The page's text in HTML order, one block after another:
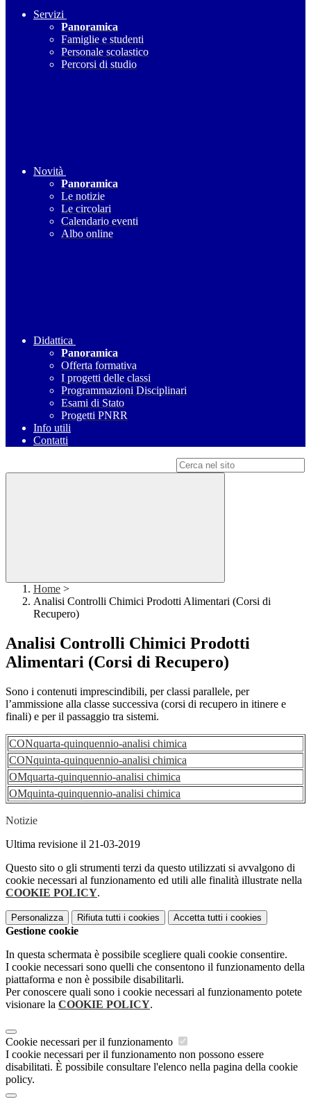
Servizi
Panoramica
Famiglie e studenti
Personale scolastico
Percorsi di studio
Novità
Panoramica
Le notizie
Le circolari
Calendario eventi
Albo online
Didattica
Panoramica
Offerta formativa
I progetti delle classi
Programmazioni Disciplinari
Esami di Stato
Progetti PNRR
Info utili
Contatti
Home >
Analisi Controlli Chimici Prodotti Alimentari (Corsi di
Recupero)
Analisi Controlli Chimici Prodotti
Alimentari (Corsi di Recupero)
Sono i contenuti imprescindibili, per classi parallele, per
l’ammissione alla classe successiva (corsi di recupero in itinere e
finali) e per il passaggio tra sistemi.
CONquarta-quinquennio-analisi chimica
CONquinta-quinquennio-analisi chimica
OMquarta-quinquennio-analisi chimica
OMquinta-quinquennio-analisi chimica
Notizie
Ultima revisione il 21-03-2019
Questo sito o gli strumenti terzi da questo utilizzati si avvalgono di
cookie necessari al funzionamento ed utili alle finalità illustrate nella
COOKIE POLICY.
Personalizza Rifiuta tutti i cookies Accetta tutti i cookies
Gestione cookie
In questa schermata è possibile scegliere quali cookie consentire.
I cookie necessari sono quelli che consentono il funzionamento della
piattaforma e non è possibile disabilitarli.
Per conoscere quali sono i cookie necessari al funzionamento potete
visionare la COOKIE POLICY.
Cookie necessari per il funzionamento
I cookie necessari per il funzionamento non possono essere
disabilitati. È possibile consultare l'elenco nella pagina della cookie
policy.